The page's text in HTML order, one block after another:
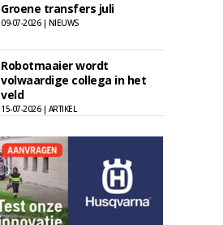
Groene transfers juli
09-07-2026 | NIEUWS
Robotmaaier wordt
volwaardige collega in het
veld
15-07-2026 | ARTIKEL